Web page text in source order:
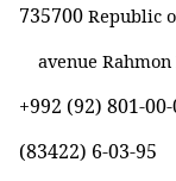
735700 Republic
avenue
+992 (92) 801-
(83422) 6-03-95